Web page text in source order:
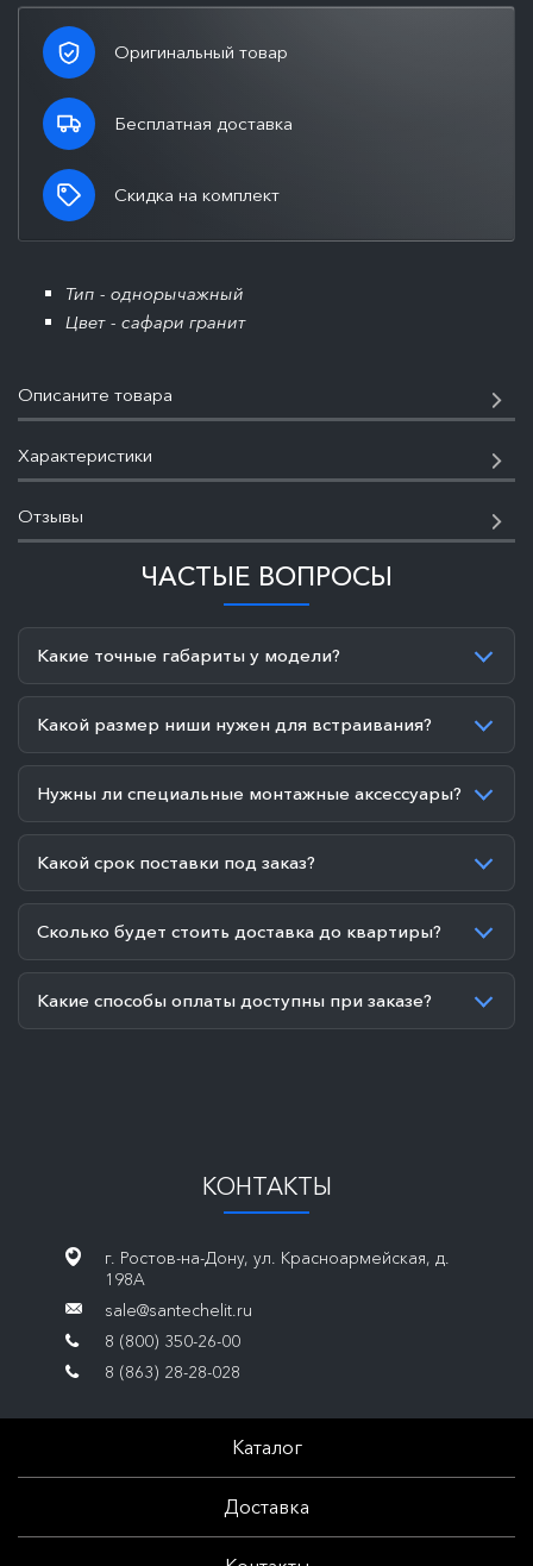
Оригинальный товар
Бесплатная доставка
Скидка на комплект
Тип - однорычажный
Цвет - сафари гранит
Описаните товара
Характеристики
Отзывы
ЧАСТЫЕ ВОПРОСЫ
Какие точные габариты у модели?
Какой размер ниши нужен для встраивания?
Нужны ли специальные монтажные аксессуары?
Какой срок поставки под заказ?
Сколько будет стоить доставка до квартиры?
Какие способы оплаты доступны при заказе?
КОНТАКТЫ
г. Ростов-на-Дону, ул. Красноармейская, д.
198А
sale@santechelit.ru
8 (800) 350-26-00
8 (863) 28-28-028
Каталог
Доставка